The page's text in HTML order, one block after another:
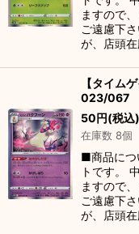
ますので
ご遠慮下
が、店頭
【タイム
023/067
50円(税込)
在庫数 8個
■商品につ
トです。
ますので
ご遠慮下
が、店頭